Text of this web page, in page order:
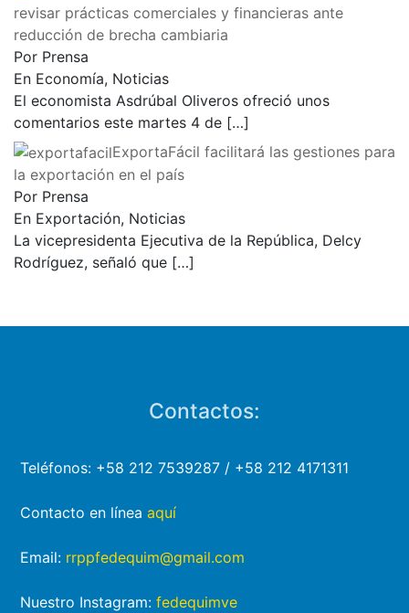
revisar prácticas comerciales y financieras ante
reducción de brecha cambiaria
Por Prensa
En Economía, Noticias
El economista Asdrúbal Oliveros ofreció unos
comentarios este martes 4 de […]
ExportaFácil facilitará las gestiones para
la exportación en el país
Por Prensa
En Exportación, Noticias
La vicepresidenta Ejecutiva de la República, Delcy
Rodríguez, señaló que […]
Contactos:
Teléfonos: +58 212 7539287 / +58 212 4171311
Contacto en líneaaquí
Email: rrppfedequim@gmail.com
Nuestro Instagram:fedequimve